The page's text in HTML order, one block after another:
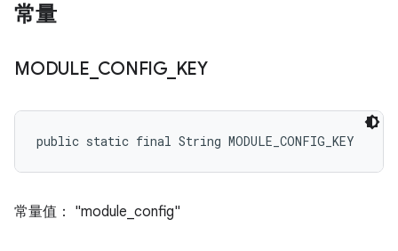
常量
MODULE CONFIG_ KEY
public static final String MODULE_CONFIG_KEY
常量值： "module_config"